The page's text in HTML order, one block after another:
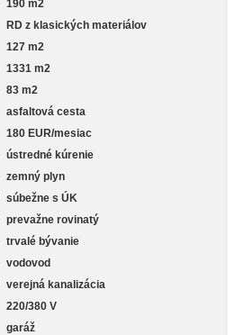
190 m2
RD z klasických materiálov
127 m2
1331 m2
83 m2
asfaltová cesta
180 EUR/mesiac
ústredné kúrenie
zemný plyn
súbežne s ÚK
prevažne rovinatý
trvalé bývanie
vodovod
verejná kanalizácia
220/380 V
garáž